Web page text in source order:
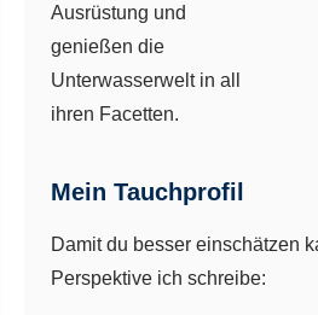
Ausrüstung und
genießen die
Unterwasserwelt in all
ihren Facetten.
Mein Tauchprofil
Damit du besser einschätzen
Perspektive ich schreibe: